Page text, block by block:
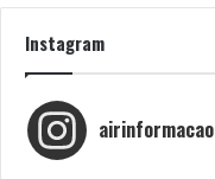
Instagram
airinformacao